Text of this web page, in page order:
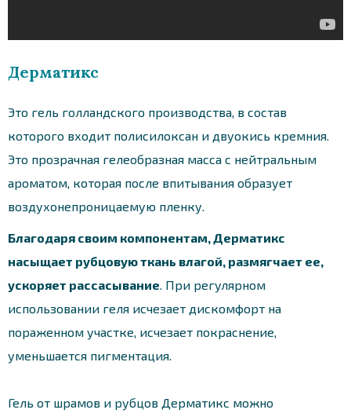
Дерматикс
Это гель голландского производства, в состав
которого входит полисилоксан и двуокись кремния.
Это прозрачная гелеобразная масса с нейтральным
ароматом, которая после впитывания образует
воздухонепроницаемую пленку.
Благодаря своим компонентам, Дерматикс
насыщает рубцовую ткань влагой, размягчает ее,
ускоряет рассасывание . При регулярном
использовании геля исчезает дискомфорт на
пораженном участке, исчезает покраснение,
уменьшается пигментация.
Гель от шрамов и рубцов Дерматикс можно